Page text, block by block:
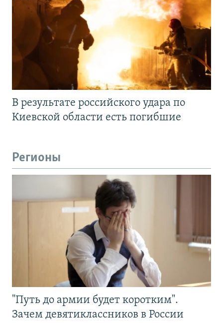
В результате российского удара по
Киевской области есть погибшие
Регионы
"Путь до армии будет коротким".
Зачем девятиклассников в России